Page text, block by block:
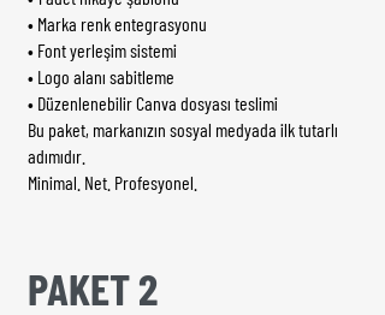
• Marka renk entegrasyonu
• Font yerleşim sistemi
• Logo alanı sabitleme
• Düzenlenebilir Canva dosyası teslimi
Bu paket, markanızın sosyal medyada ilk tutarlı
adımıdır.
Minimal. Net. Profesyonel.
PAKET 2